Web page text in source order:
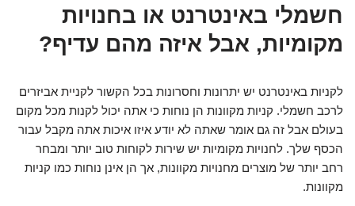
חשמלי באינטרנט או בחנויות
מקומיות, אבל איזה מהם עדיף?
לקניות באינטרנט יש יתרונות וחסרונות בכל הקשור לקניית אביזרים
לרכב חשמלי. קניות מקוונות הן נוחות כי אתה יכול לקנות מכל מקום
בעולם אבל זה גם אומר שאתה לא יודע איזו איכות אתה מקבל עבור
הכסף שלך. לחנויות מקומיות יש שירות לקוחות טוב יותר ומבחר
רחב יותר של מוצרים מחנויות מקוונות, אך הן אינן נוחות כמו קניות
מקוונות.